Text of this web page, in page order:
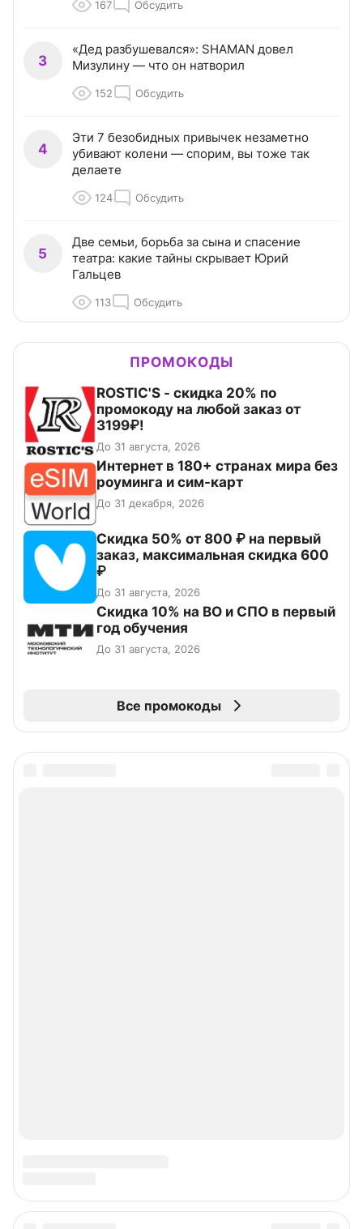
167 Обсудить
3
«Дед разбушевался»: SHAMAN довел
Мизулину — что он натворил
152 Обсудить
4
Эти 7 безобидных привычек незаметно
убивают колени — спорим, вы тоже так
делаете
124 Обсудить
5
Две семьи, борьба за сына и спасение
театра: какие тайны скрывает Юрий
Гальцев
113 Обсудить
ПРОМОКОДЫ
ROSTIC'S - скидка 20% по
промокоду на любой заказ от
3199₽!
До 31 августа, 2026
Интернет в 180+ странах мира без
роуминга и сим-карт
До 31 декабря, 2026
Скидка 50% от 800 ₽ на первый
заказ, максимальная скидка 600
₽
До 31 августа, 2026
Скидка 10% на ВО и СПО в первый
год обучения
До 31 августа, 2026
Все промокоды